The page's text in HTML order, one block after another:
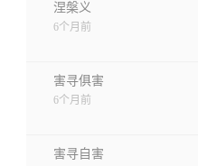
涅槃义
6个月前
害寻俱害
6个月前
害寻自害